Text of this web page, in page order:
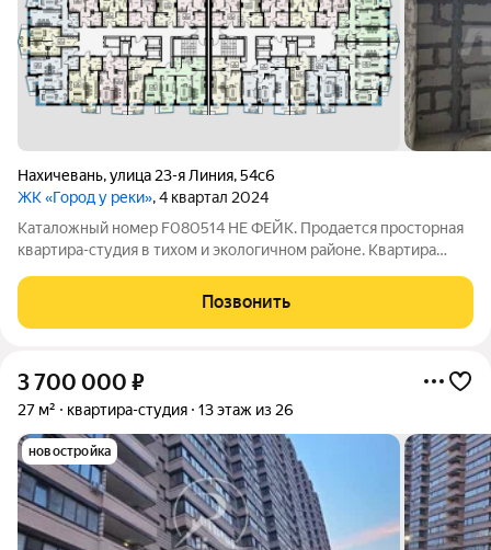
Нахичевань,улица 23-я Линия,54с6
ЖК «Город у реки», 4 квартал 2024
Каталожный номер F080514 НЕ ФЕЙК. Продается просторная
квартира-студия в тихом и экологичном районе. Квартира
своему вкусу. Дом расположен на территории
перспективного жилого комплекса. Ухоженная
Позвонить
3 700 000 ₽
27 м² квартира-студия 13 этаж из 26
новостройка